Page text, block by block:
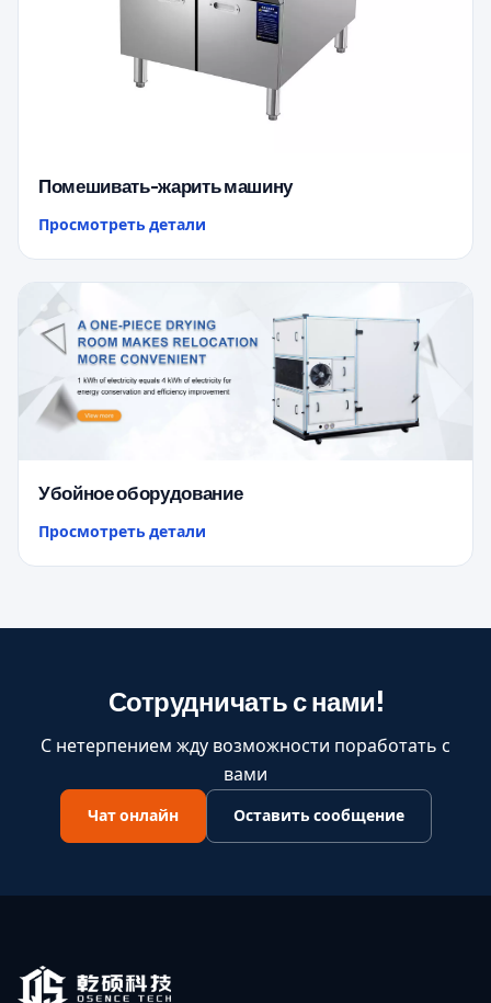
Помешивать-жарить машину
Просмотреть детали
Убойное оборудование
Просмотреть детали
Сотрудничать с нами!
С нетерпением жду возможности поработать с
вами
Чат онлайн Оставить сообщение